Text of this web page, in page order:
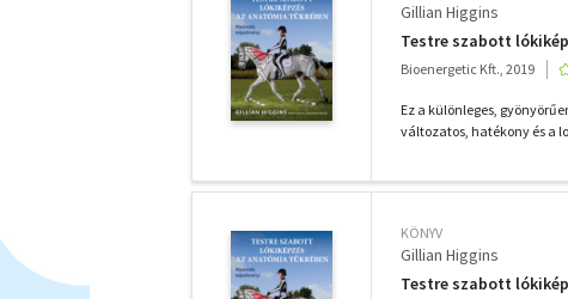
Gillian Higgins
Testre szabott
Bioenergetic Kft., 2019
Ez a különleges,
változatos, hatékony és a
KÖNYV
Gillian Higgins
Testre szabott